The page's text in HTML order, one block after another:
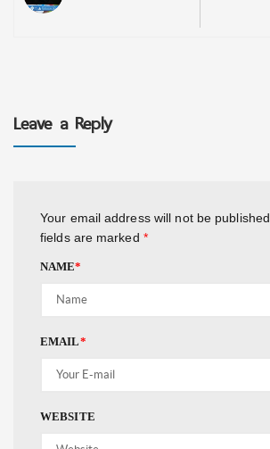
Leave a Reply
Your email address will not be published.
fields are marked *
NAME*
EMAIL*
WEBSITE